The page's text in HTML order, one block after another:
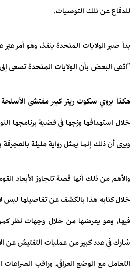
للدفاع عن تلك التوصيات.
بدأ صبر الولايات المتحدة ينفذ، وهو أمر
"ادّعى البعض بأن الولايات المتحدة تسعى
هكذا يروي سكوت ريتر كبير مفتشي الأسلحة
خلال استهدافها وزجها في قضية برنامجها
ويرى أن ذلك إنما يمثل رواية مليئة
والأهم من ذلك أنها قصة تتجاوز الأبعاد
خلال كتابه هذا بالكشف عن تفاصيلها ليس
فيها، وهو يعرضها من خلال وجهات نظر
شارك في عدد كبير من عمليات التفتيش عن
التعامل مع الوضع العراقي، وراقب